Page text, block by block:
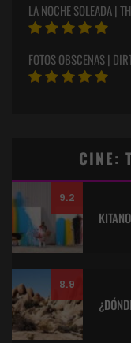
LA NOCHE SOLEADA |
FOTOS OBSCENAS |
CINE:
9.2
8.9